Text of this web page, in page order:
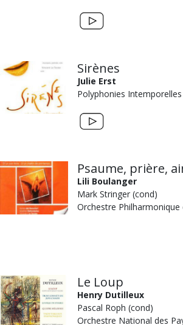
Sirènes
Julie Erst
Polyphonies Intemporelles
Psaume, prière,
Lili Boulanger
Mark Stringer (cond)
Orchestre
Le Loup
Henry Dutilleux
Pascal Roph (cond)
Orchestre National des